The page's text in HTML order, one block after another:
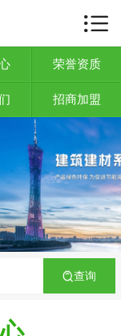
司简介
品中心
荣誉资质
房厂景
闻中心

荣誉资质
招商加盟
查询